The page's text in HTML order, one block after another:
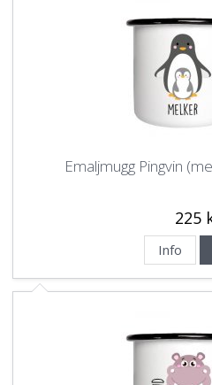
Emaljmugg Pingvin
225
Info